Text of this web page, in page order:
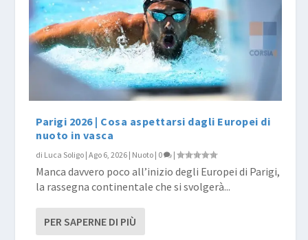
Parigi 2026 | Cosa aspettarsi dagli Europei di
nuoto in vasca
di Luca Soligo |Ago 6, 2026 | Nuoto | 0 |
Manca davvero poco all’inizio degli Europei di Parigi,
la rassegna continentale che si svolgerà...
PER SAPERNE DI PIÙ